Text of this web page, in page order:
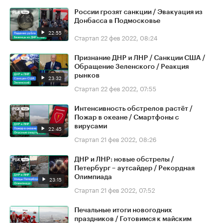
22:55
России грозят санкции / Эвакуация из
Донбасса в Подмосковье
Стартап 22 фев 2022, 08:24
23:32
Признание ДНР и ЛНР / Санкции США /
Обращение Зеленского / Реакция
рынков
Стартап 22 фев 2022, 07:55
22:45
Интенсивность обстрелов растёт /
Пожар в океане / Смартфоны с
вирусами
Стартап 21 фев 2022, 08:26
23:15
ДНР и ЛНР: новые обстрелы /
Петербург – аутсайдер / Рекордная
Олимпиада
Стартап 21 фев 2022, 07:52
Печальные итоги новогодних
праздников / Готовимся к майским